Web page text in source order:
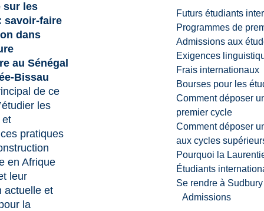
Futurs étudiants
Programmes de
Admissions aux
Exigences
Frais internationaux
Bourses pour les
Comment déposer
premier cycle
Comment déposer
aux cycles
Pourquoi la
Étudiants
Se rendre à Sudbury
Admissions
sur les
savoir-faire
dans
au Sénégal
Bissau
de ce
les
et
pratiques
en Afrique
leur
actuelle et
la